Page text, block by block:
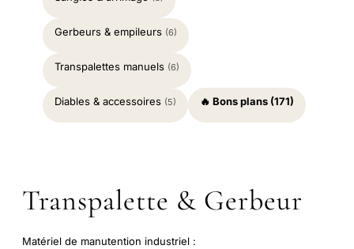
Gerbeurs & empileurs (6)
Transpalettes manuels (6)
Diables & accessoires (5) 🔥 Bons plans (171)
Transpalette & Gerbeur
Matériel de manutention industriel :